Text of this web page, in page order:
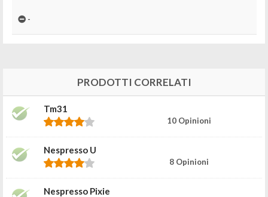
-
PRODOTTI CORRELATI
Tm31
10 Opinioni
Nespresso U
8 Opinioni
Nespresso Pixie